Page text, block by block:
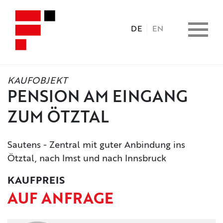
DE EN
HOME
IMMOBILIEN
CONSULTING
LEISTUNGEN
KAUFOBJEKT
PENSION AM EINGANG
ZUM ÖTZTAL
Sautens - Zentral mit guter Anbindung ins
Ötztal, nach Imst und nach Innsbruck
KAUFPREIS
AUF ANFRAGE